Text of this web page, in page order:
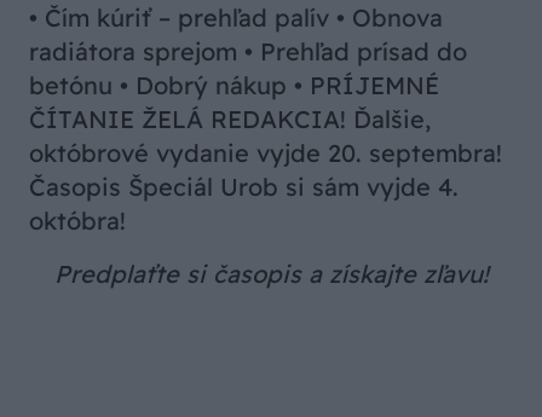
• Čím kúriť – prehľad palív • Obnova
radiátora sprejom • Prehľad prísad do
betónu • Dobrý nákup • PRÍJEMNÉ
ČÍTANIE ŽELÁ REDAKCIA! Ďalšie,
októbrové vydanie vyjde 20. septembra!
Časopis Špeciál Urob si sám vyjde 4.
októbra!
Predplaťte si časopis a získajte zľavu!